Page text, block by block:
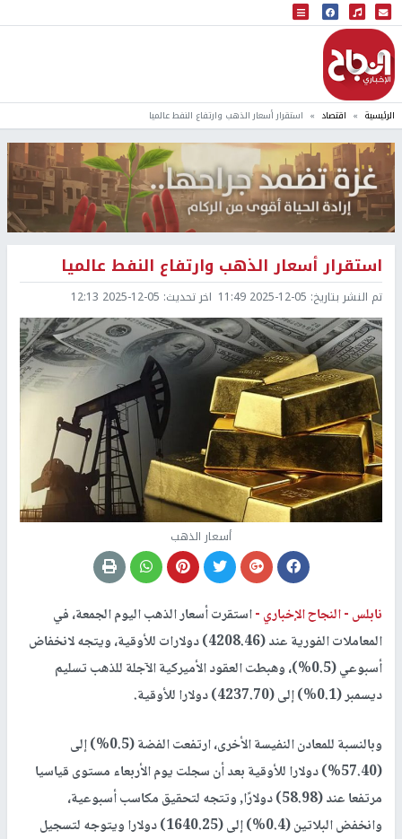
البث المباشر
إذاعة النجاح
الرئيسية اقتصاد استقرار أسعار الذهب وارتفاع النفط عالميا
استقرار أسعار الذهب وارتفاع النفط عالميا
تم النشر بتاريخ: 2025-12-05 11:49 اخر تحديث: 2025-12-05 12:13
أسعار الذهب
نابلس -النجاح الإخباري -استقرت أسعار الذهب اليوم الجمعة، في
المعاملات الفورية عند (4208.46) دولارات للأوقية، ويتجه لانخفاض
أسبوعي (0.5%)، وهبطت العقود الأميركية الآجلة للذهب تسليم
ديسمبر (0.1%) إلى (4237.70) دولارا للأوقية.
وبالنسبة للمعادن النفيسة الأخرى، ارتفعت الفضة (0.5%) إلى
(57.40%) دولارا للأوقية بعد أن سجلت يوم الأربعاء مستوى قياسيا
مرتفعا عند (58.98) دولارًا, وتتجه لتحقيق مكاسب أسبوعية،
وانخفض البلاتين (0.4%) إلى (1640.25) دولارا ويتوجه لتسجيل